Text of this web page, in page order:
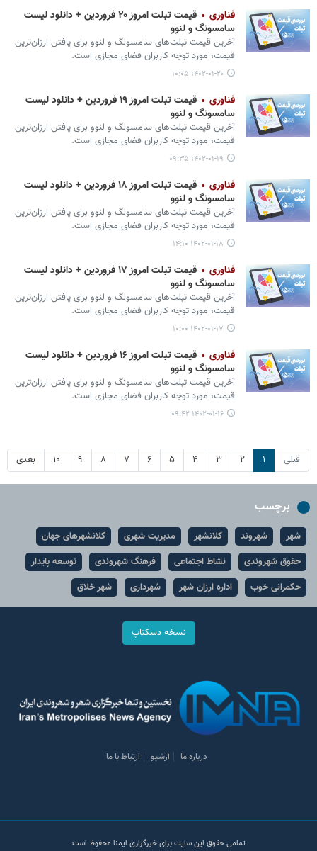
فناوری
قیمت تبلت امروز ۲۰ فروردین + دانلود لیست
سامسونگ و لنوو
آخرین قیمت تبلت‌های سامسونگ و لنوو برای یافتن ارزان‌ترین
قیمت، مورد توجه کاربران فضای مجازی است.
۱۴۰۲-۰۱-۲۰ ۱۰:۰۵
فناوری
قیمت تبلت امروز ۱۹ فروردین + دانلود لیست
سامسونگ و لنوو
آخرین قیمت تبلت‌های سامسونگ و لنوو برای یافتن ارزان‌ترین
قیمت، مورد توجه کاربران فضای مجازی است.
۱۴۰۲-۰۱-۱۹ ۰۹:۳۵
فناوری
قیمت تبلت امروز ۱۸ فروردین + دانلود لیست
سامسونگ و لنوو
آخرین قیمت تبلت‌های سامسونگ و لنوو برای یافتن ارزان‌ترین
قیمت، مورد توجه کاربران فضای مجازی است.
۱۴۰۲-۰۱-۱۸ ۱۴:۱۰
فناوری
قیمت تبلت امروز ۱۷ فروردین + دانلود لیست
سامسونگ و لنوو
آخرین قیمت تبلت‌های سامسونگ و لنوو برای یافتن ارزان‌ترین
قیمت، مورد توجه کاربران فضای مجازی است.
۱۴۰۲-۰۱-۱۷ ۱۰:۰۰
فناوری
قیمت تبلت امروز ۱۶ فروردین + دانلود لیست
سامسونگ و لنوو
آخرین قیمت تبلت‌های سامسونگ و لنوو برای یافتن ارزان‌ترین
قیمت، مورد توجه کاربران فضای مجازی است.
۱۴۰۲-۰۱-۱۶ ۰۹:۴۲
قبلی ۱ ۲ ۳ ۴ ۵ ۶ ۷ ۸ ۹ ۱۰ بعدی
برچسب
شهر شهروند کلانشهر مدیریت شهری
کلانشهرهای جهان
حقوق شهروندی
نشاط اجتماعی فرهنگ شهروندی
توسعه پایدار
حکمرانی خوب
اداره ارزان شهر شهرداری شهر خلاق
نسخه دسکتاپ
درباره ما آرشیو ارتباط با ما
تمامی حقوق این سایت برای خبرگزاری ایمنا محفوظ است